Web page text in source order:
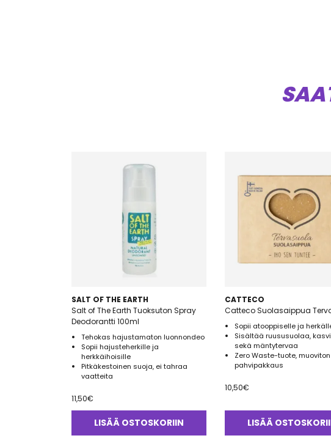
SALT OF THE EARTH
Salt of The Earth Tuoksuton Spray
Deodorantti 100ml
Tehokas hajustamaton luonnondeo
Sopii hajusteherkille ja
herkkäihoisille
Pitkäkestoinen suoja, ei tahraa
vaatteita
11,50€
LISÄÄ OSTOSKORIIN
CATTECO
Catteco Suolasaippua
Sopii atooppiselle ja
Sisältää ruususuolaa,
sekä mäntytervaa
Zero Waste-tuote, muoviton
pahvipakkaus
10,50€
LISÄÄ